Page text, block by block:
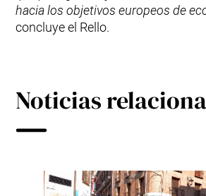
hacia los objetivos europeos de
concluye el Rello.
Noticias